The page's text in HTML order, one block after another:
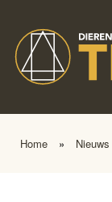
Home » Nieuws